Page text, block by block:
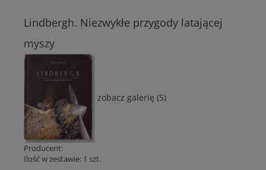
Lindbergh. Niezwykłe przygody latającej
myszy
zobacz galerię (5)
Producent:
Ilość w zestawie: 1 szt.